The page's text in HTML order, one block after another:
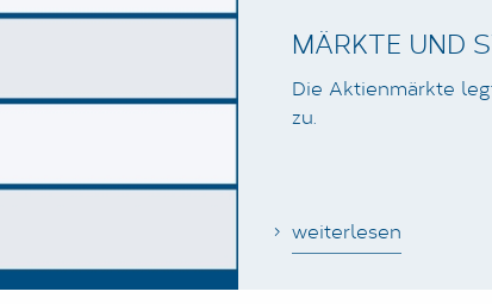
MÄRKTE UND
Die Aktienmärkte
zu.
weiterlesen